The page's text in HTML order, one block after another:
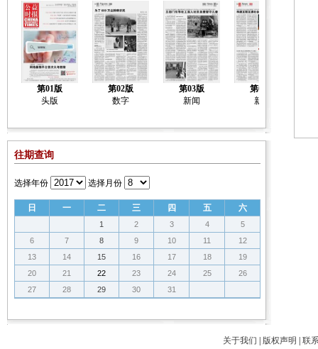
第01版
头版
第02版
数字
第03版
新闻
第04版
新闻
往期查询
选择年份 选择月份
日 一 二 三 四 五 六
1 2 3 4
5
6
7 8 9 10 11
12
13
14 15 16 17 18
19
20
21 22 23 24 25
26
27
28 29 30 31
关于我们 版权声明
联